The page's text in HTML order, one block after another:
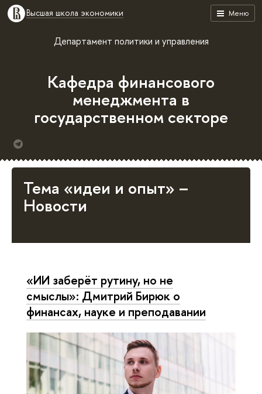
Меню
Высшая школа экономики
Департамент политики и управления
Кафедра финансового
менеджмента в
государственном секторе
Тема «идеи и опыт» –
Новости
«ИИ заберёт рутину, но не
смыслы»: Дмитрий Бирюк о
финансах, науке и преподавании